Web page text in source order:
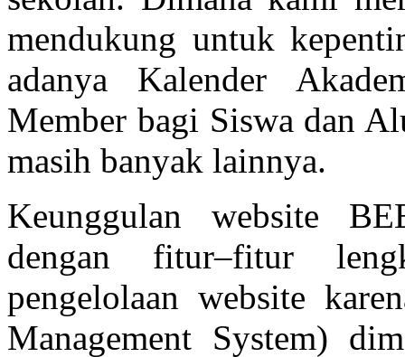
mendukung untuk
adanya Kalender
Member bagi Siswa dan
masih banyak lainnya.
Keunggulan website
dengan fitur–fitur
pengelolaan website
Management System)